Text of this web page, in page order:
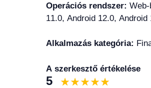
Operációs rendszer:
11.0, Android 12.0, Android
Alkalmazás kategória:
A szerkesztő értékelése
5